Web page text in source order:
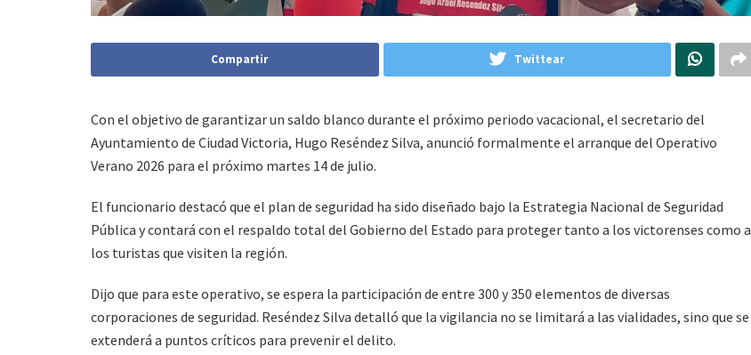
Compartir Twittear
Con el objetivo de garantizar un saldo blanco durante el próximo periodo vacacional, el secretario del
Ayuntamiento de Ciudad Victoria, Hugo Reséndez Silva, anunció formalmente el arranque del Operativo
Verano 2026 para el próximo martes 14 de julio.
El funcionario destacó que el plan de seguridad ha sido diseñado bajo la Estrategia Nacional de Seguridad
Pública y contará con el respaldo total del Gobierno del Estado para proteger tanto a los victorenses como a
los turistas que visiten la región.
Dijo que para este operativo, se espera la participación de entre 300 y 350 elementos de diversas
corporaciones de seguridad. Reséndez Silva detalló que la vigilancia no se limitará a las vialidades, sino que se
extenderá a puntos críticos para prevenir el delito.